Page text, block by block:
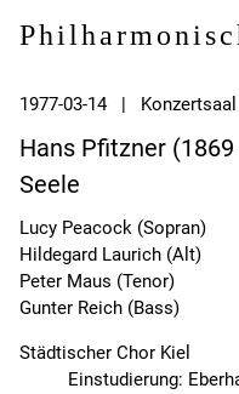
1977-03-14 | Konzertsaal
Hans Pfitzner
Seele
Lucy Peacock (Sopran)
Hildegard Laurich (Alt)
Peter Maus (Tenor)
Gunter Reich (Bass)
Städtischer Chor Kiel
Einstudierung: